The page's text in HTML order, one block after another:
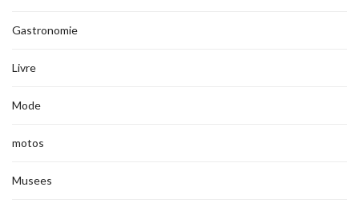
Gastronomie
Livre
Mode
motos
Musees